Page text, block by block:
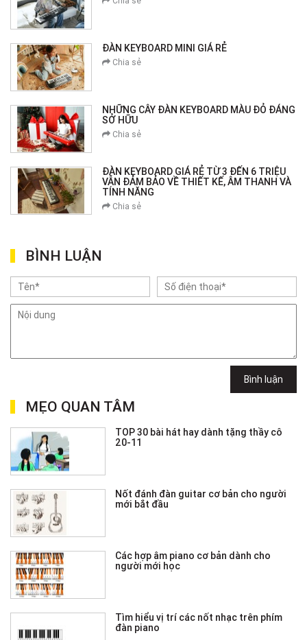
ĐÀN KEYBOARD MINI GIÁ RẺ
Chia sẻ
NHỮNG CÂY ĐÀN KEYBOARD MÀU ĐỎ ĐÁNG
SỞ HỮU
Chia sẻ
ĐÀN KEYBOARD GIÁ RẺ TỪ 3 ĐẾN 6 TRIỆU
VẪN ĐẢM BẢO VỀ THIẾT KẾ, ÂM THANH VÀ
TÍNH NĂNG
Chia sẻ
BÌNH LUẬN
Bình luận
MẸO QUAN TÂM
TOP 30 bài hát hay dành tặng thầy cô
20-11
Nốt đánh đàn guitar cơ bản cho người
mới bắt đầu
Các hợp âm piano cơ bản dành cho
người mới học
Tìm hiểu vị trí các nốt nhạc trên phím
đàn piano